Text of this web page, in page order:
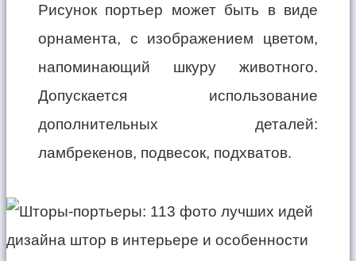
Рисунок портьер может быть в виде
орнамента, с изображением цветом,
напоминающий шкуру животного.
Допускается использование
дополнительных деталей:
ламбрекенов, подвесок, подхватов.